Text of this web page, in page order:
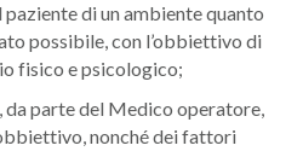
di un ambiente quanto
possibile, con l’obbiettivo di
fisico e psicologico;
da parte del Medico operatore,
nonché dei fattori